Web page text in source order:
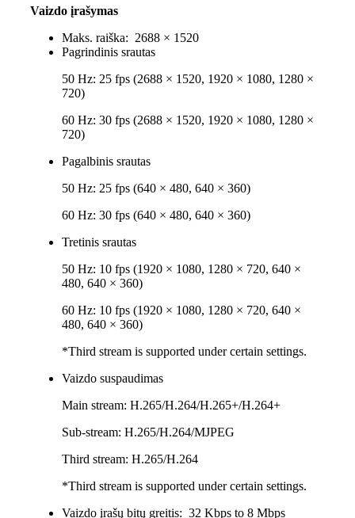
Vaizdo įrašymas
Maks. raiška: 2688 × 1520
Pagrindinis srautas
50 Hz: 25 fps (2688 × 1520, 1920 × 1080, 1280 ×
720)
60 Hz: 30 fps (2688 × 1520, 1920 × 1080, 1280 ×
720)
Pagalbinis srautas
50 Hz: 25 fps (640 × 480, 640 × 360)
60 Hz: 30 fps (640 × 480, 640 × 360)
Tretinis srautas
50 Hz: 10 fps (1920 × 1080, 1280 × 720, 640 ×
480, 640 × 360)
60 Hz: 10 fps (1920 × 1080, 1280 × 720, 640 ×
480, 640 × 360)
*Third stream is supported under certain settings.
Vaizdo suspaudimas
Main stream: H.265/H.264/H.265+/H.264+
Sub-stream: H.265/H.264/MJPEG
Third stream: H.265/H.264
*Third stream is supported under certain settings.
Vaizdo įrašų bitų greitis: 32 Kbps to 8 Mbps